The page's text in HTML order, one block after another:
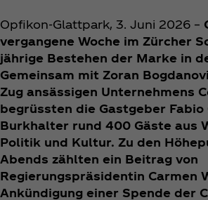
Opfikon-Glattpark, 3. Juni 2026 –
vergangene Woche im Zürcher
jährige Bestehen der Marke in
Gemeinsam mit Zoran
Zug ansässigen Unternehmens
begrüssten die Gastgeber Fabio
Burkhalter rund 400 Gäste aus
Politik und Kultur. Zu den
Abends zählten ein Beitrag von
Regierungspräsidentin Carmen
Ankündigung einer Spende der